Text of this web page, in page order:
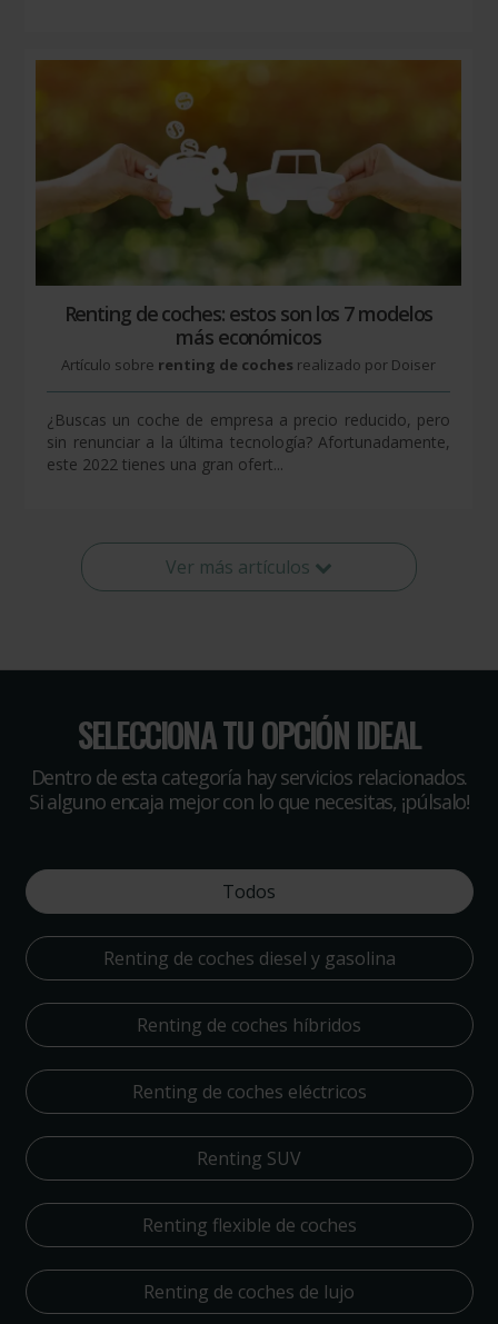
Renting de coches: estos son los 7 modelos
más económicos
Artículo sobre renting de coches realizado por Doiser
¿Buscas un coche de empresa a precio reducido, pero
sin renunciar a la última tecnología? Afortunadamente,
este 2022 tienes una gran ofert...
Ver más artículos
SELECCIONA TU OPCIÓN IDEAL
Dentro de esta categoría hay servicios relacionados.
Si alguno encaja mejor con lo que necesitas, ¡púlsalo!
Todos
Renting de coches diesel y gasolina
Renting de coches híbridos
Renting de coches eléctricos
Renting SUV
Renting flexible de coches
Renting de coches de lujo